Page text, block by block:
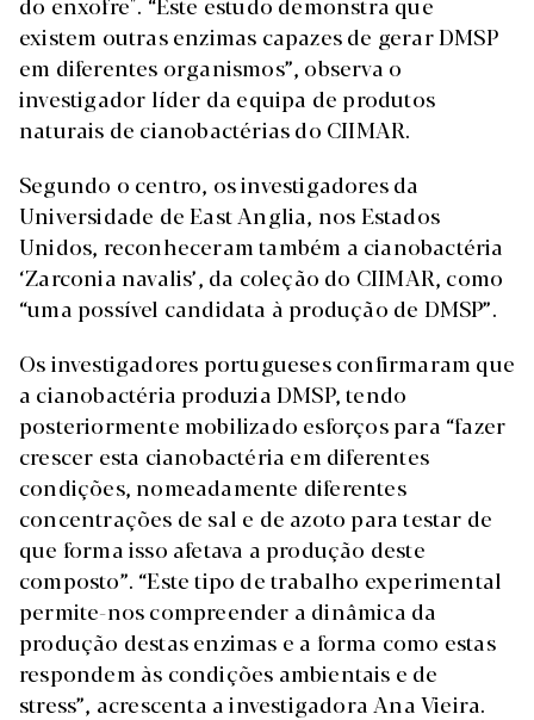
existem outras enzimas capazes de gerar DMSP
em diferentes organismos”, observa o
investigador líder da equipa de produtos
naturais de cianobactérias do CIIMAR.
Segundo o centro, os investigadores da
Universidade de East Anglia, nos Estados
Unidos, reconheceram também a cianobactéria
‘Zarconia navalis’, da coleção do CIIMAR, como
“uma possível candidata à produção de DMSP”.
Os investigadores portugueses confirmaram que
a cianobactéria produzia DMSP, tendo
posteriormente mobilizado esforços para “fazer
crescer esta cianobactéria em diferentes
condições, nomeadamente diferentes
concentrações de sal e de azoto para testar de
que forma isso afetava a produção deste
composto”. “Este tipo de trabalho experimental
permite-nos compreender a dinâmica da
produção destas enzimas e a forma como estas
respondem às condições ambientais e de
stress”, acrescenta a investigadora Ana Vieira.